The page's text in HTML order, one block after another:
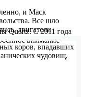
и Маск
Все шло
двигатели
ракета
коров, впадавших
чудовищ,
Quartz. С 2011 года
внимание